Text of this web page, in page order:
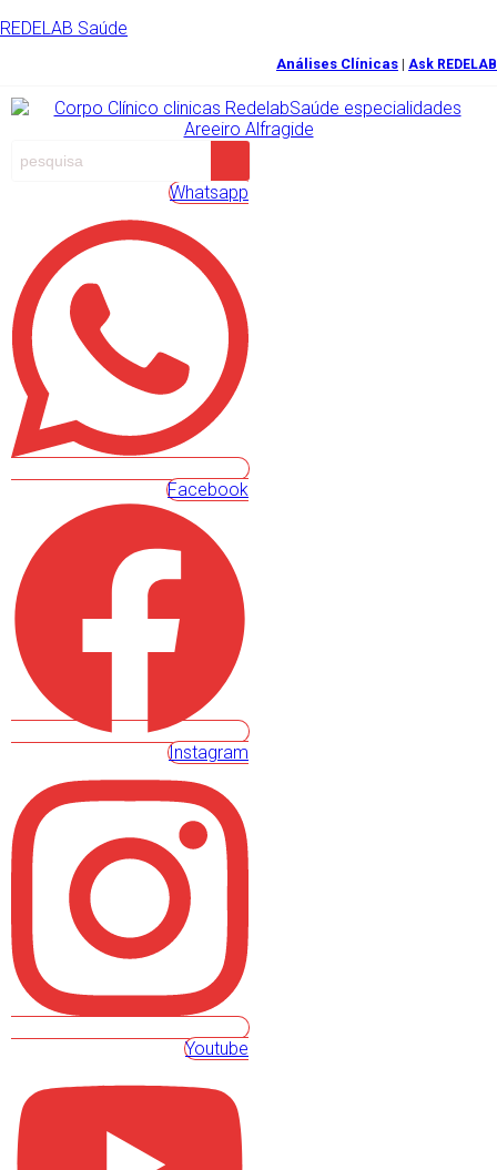
REDELAB Saúde
Análises Clínicas Ask REDELAB
Whatsapp
Facebook
Instagram
Youtube